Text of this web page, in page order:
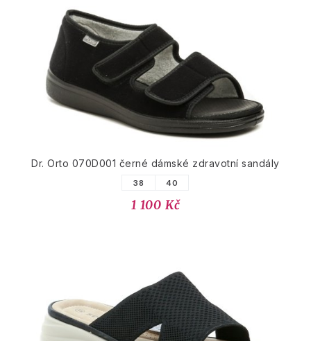
Dr. Orto 070D001 černé dámské zdravotní sandály
38 40
1 100 Kč